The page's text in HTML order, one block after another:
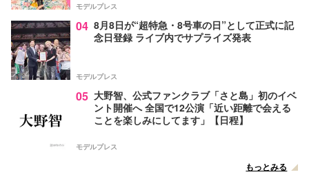
モデルプレス
04 8月8日が“超特急・8号車の日”として正式に記
念日登録 ライブ内でサプライズ発表
モデルプレス
05 大野智、公式ファンクラブ「さと島」初のイベ
ント開催へ 全国で12公演「近い距離で会える
ことを楽しみにしてます」【日程】
モデルプレス
もっとみる